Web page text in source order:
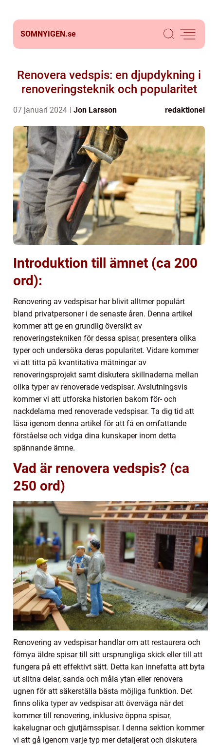
SOMNYIGEN.se
Renovera vedspis: en djupdykning i
renoveringsteknik och popularitet
07 januari 2024 Jon Larsson redaktionel
Introduktion till ämnet (ca 200
ord):
Renovering av vedspisar har blivit alltmer populärt
bland privatpersoner i de senaste åren. Denna artikel
kommer att ge en grundlig översikt av
renoveringstekniken för dessa spisar, presentera olika
typer och undersöka deras popularitet. Vidare kommer
vi att titta på kvantitativa mätningar av
renoveringsprojekt samt diskutera skillnaderna mellan
olika typer av renoverade vedspisar. Avslutningsvis
kommer vi att utforska historien bakom för- och
nackdelarna med renoverade vedspisar. Ta dig tid att
läsa igenom denna artikel för att få en omfattande
förståelse och vidga dina kunskaper inom detta
spännande ämne.
Vad är renovera vedspis? (ca
250 ord)
Renovering av vedspisar handlar om att restaurera och
förnya äldre spisar till sitt ursprungliga skick eller till att
fungera på ett effektivt sätt. Detta kan innefatta att byta
ut slitna delar, sanda och måla ytan eller renovera
ugnen för att säkerställa bästa möjliga funktion. Det
finns olika typer av vedspisar att överväga när det
kommer till renovering, inklusive öppna spisar,
kakelugnar och gjutjärnsspisar. I denna sektion kommer
vi att gå igenom varje typ mer detaljerat och diskutera